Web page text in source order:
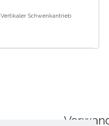
Vertikaler Schwenkantrieb